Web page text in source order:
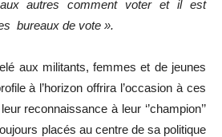
autres comment voter et il est
bureaux de vote ».
aux militants, femmes et de jeunes
à l’horizon offrira l’occasion à ces
reconnaissance à leur ‘’champion’’
placés au centre de sa politique